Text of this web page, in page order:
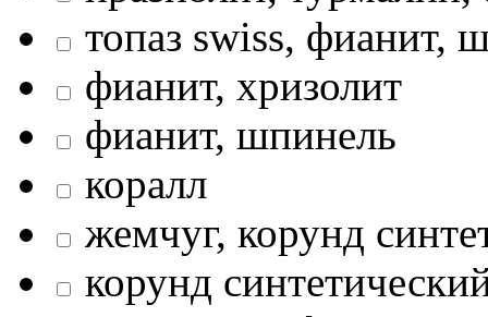
топаз swiss, фианит,
фианит, хризолит
фианит, шпинель
коралл
жемчуг, корунд
корунд